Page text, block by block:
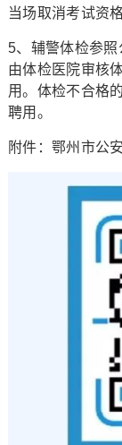
当场取消考试资格
5、辅警体检参照
由体检医院审核
用。体检不合格
聘用。
附件：鄂州市公